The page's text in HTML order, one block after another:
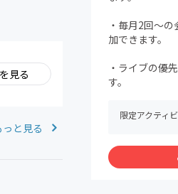
見る
っと見る
・毎月2回〜
加できます。
・ライブの優
す。
限定アクティ